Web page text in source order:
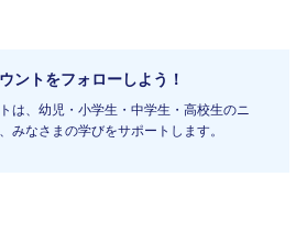
ントをフォローしよう！
は、幼児・小学生・中学生・高校生のニ
みなさまの学びをサポートします。